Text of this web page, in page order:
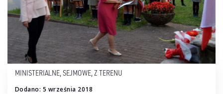
MINISTERIALNE, SEJMOWE, Z TERENU
Dodano: 5 września 2018